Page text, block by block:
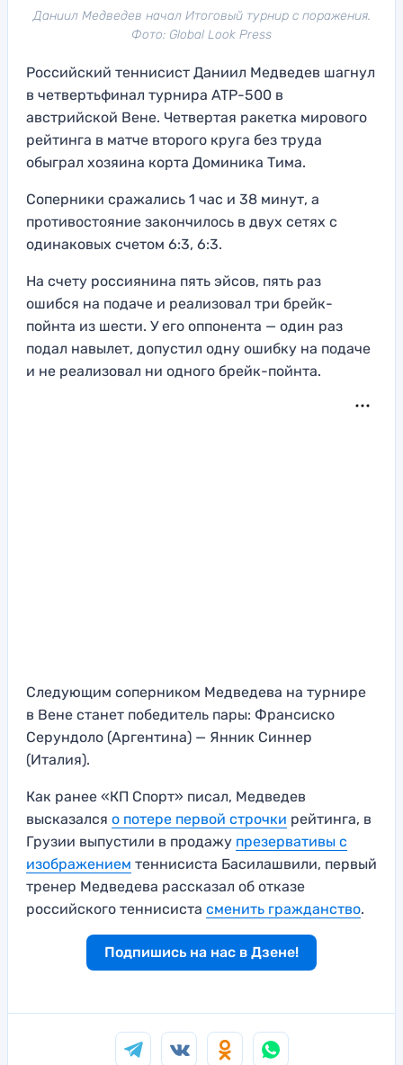
Даниил Медведев начал Итоговый турнир с поражения.
Фото: Global Look Press
Российский теннисист Даниил Медведев шагнул
в четвертьфинал турнира ATP-500 в
австрийской Вене. Четвертая ракетка мирового
рейтинга в матче второго круга без труда
обыграл хозяина корта Доминика Тима.
Соперники сражались 1 час и 38 минут, а
противостояние закончилось в двух сетях с
одинаковых счетом 6:3, 6:3.
На счету россиянина пять эйсов, пять раз
ошибся на подаче и реализовал три брейк-
пойнта из шести. У его оппонента — один раз
подал навылет, допустил одну ошибку на подаче
и не реализовал ни одного брейк-пойнта.
Следующим соперником Медведева на турнире
в Вене станет победитель пары: Франсиско
Серундоло (Аргентина) — Янник Синнер
(Италия).
Как ранее «КП Спорт» писал, Медведев
высказался о потере первой строчки рейтинга, в
Грузии выпустили в продажу презервативы с
изображением теннисиста Басилашвили, первый
тренер Медведева рассказал об отказе
российского теннисиста сменить гражданство.
Подпишись на нас в Дзене!